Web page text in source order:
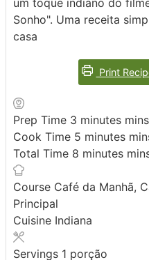
Sonho". Uma receita
casa
Print
Prep Time 3 minutes mins
Cook Time 5 minutes
Total Time 8 minutes
Course Café da Manhã,
Principal
Cuisine Indiana
Servings 1 porção